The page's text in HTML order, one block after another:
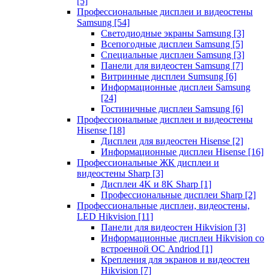
Профессиональные дисплеи и видеостены
Samsung [54]
Светодиодные экраны Samsung [3]
Всепогодные дисплеи Samsung [5]
Специальные дисплеи Samsung [3]
Панели для видеостен Samsung [7]
Витринные дисплеи Sumsung [6]
Информационные дисплеи Samsung
[24]
Гостиничные дисплеи Samsung [6]
Профессиональные дисплеи и видеостены
Hisense [18]
Дисплеи для видеостен Hisense [2]
Информационные дисплеи Hisense [16]
Профессиональные ЖК дисплеи и
видеостены Sharp [3]
Дисплеи 4K и 8K Sharp [1]
Профессиональные дисплеи Sharp [2]
Профессиональные дисплеи, видеостены,
LED Hikvision [11]
Панели для видеостен Hikvision [3]
Информационные дисплеи Hikvision со
встроенной ОС Andriod [1]
Крепления для экранов и видеостен
Hikvision [7]